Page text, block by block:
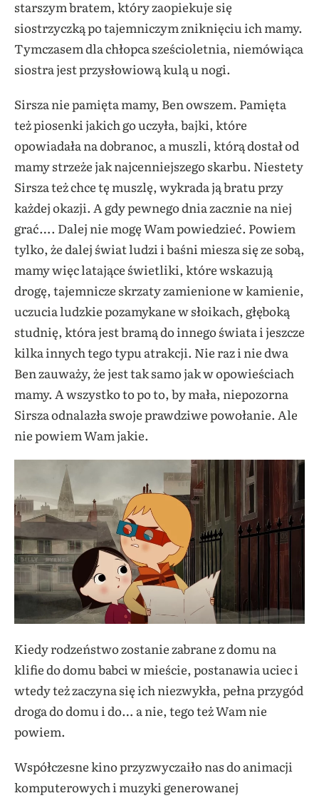
starszym bratem, który zaopiekuje się
siostrzyczką po tajemniczym zniknięciu ich mamy.
Tymczasem dla chłopca sześcioletnia, niemówiąca
siostra jest przysłowiową kulą u nogi.
Sirsza nie pamięta mamy, Ben owszem. Pamięta
też piosenki jakich go uczyła, bajki, które
opowiadała na dobranoc, a muszli, którą dostał od
mamy strzeże jak najcenniejszego skarbu. Niestety
Sirsza też chce tę muszlę, wykrada ją bratu przy
każdej okazji. A gdy pewnego dnia zacznie na niej
grać…. Dalej nie mogę Wam powiedzieć. Powiem
tylko, że dalej świat ludzi i baśni miesza się ze sobą,
mamy więc latające świetliki, które wskazują
drogę, tajemnicze skrzaty zamienione w kamienie,
uczucia ludzkie pozamykane w słoikach, głęboką
studnię, która jest bramą do innego świata i jeszcze
kilka innych tego typu atrakcji. Nie raz i nie dwa
Ben zauważy, że jest tak samo jak w opowieściach
mamy. A wszystko to po to, by mała, niepozorna
Sirsza odnalazła swoje prawdziwe powołanie. Ale
nie powiem Wam jakie.
Kiedy rodzeństwo zostanie zabrane z domu na
klifie do domu babci w mieście, postanawia uciec i
wtedy też zaczyna się ich niezwykła, pełna przygód
droga do domu i do… a nie, tego też Wam nie
powiem.
Współczesne kino przyzwyczaiło nas do animacji
komputerowych i muzyki generowanej